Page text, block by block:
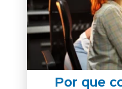
Por que